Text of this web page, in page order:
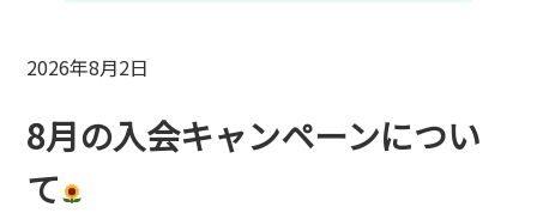
2026年8月2日
8月の入会キャンペーンについ
て